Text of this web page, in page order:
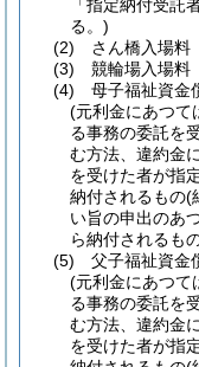
「指定納付受託
る。)
(2)
さん橋入場料
(3)
競輪場入場料
(4)
母子福祉資金
(元利金にあつて
る事務の委託を
む方法、違約金
を受けた者が指
納付されるもの(
い旨の申出のあ
ら納付されるも
(5)
父子福祉資金
(元利金にあつて
る事務の委託を
む方法、違約金
を受けた者が指